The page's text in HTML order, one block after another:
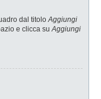
dal titoloAggiungi
e clicca suAggiungi